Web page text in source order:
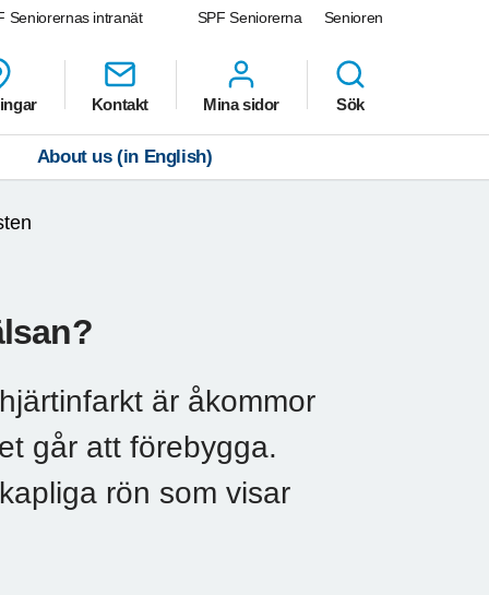
SPF Seniorerna Senioren
Seniorernas intranät
Kontakt Mina sidor Sök
About us (in English)
är åkommor
går att förebygga.
rön som visar